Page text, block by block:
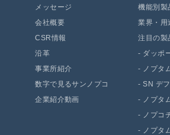
メッセージ
会社概要
CSR情報
沿革
事業所紹介
数字で見るサンノプコ
企業紹介動画
機能別製
業界・用
注目の製
- ダッポ
- ノプタ
-SN デ
- ノプタ
- ノプコ
- ノプタ